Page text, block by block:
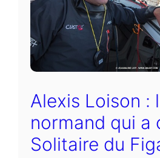
Alexis Loison :
normand qui a
Solitaire du